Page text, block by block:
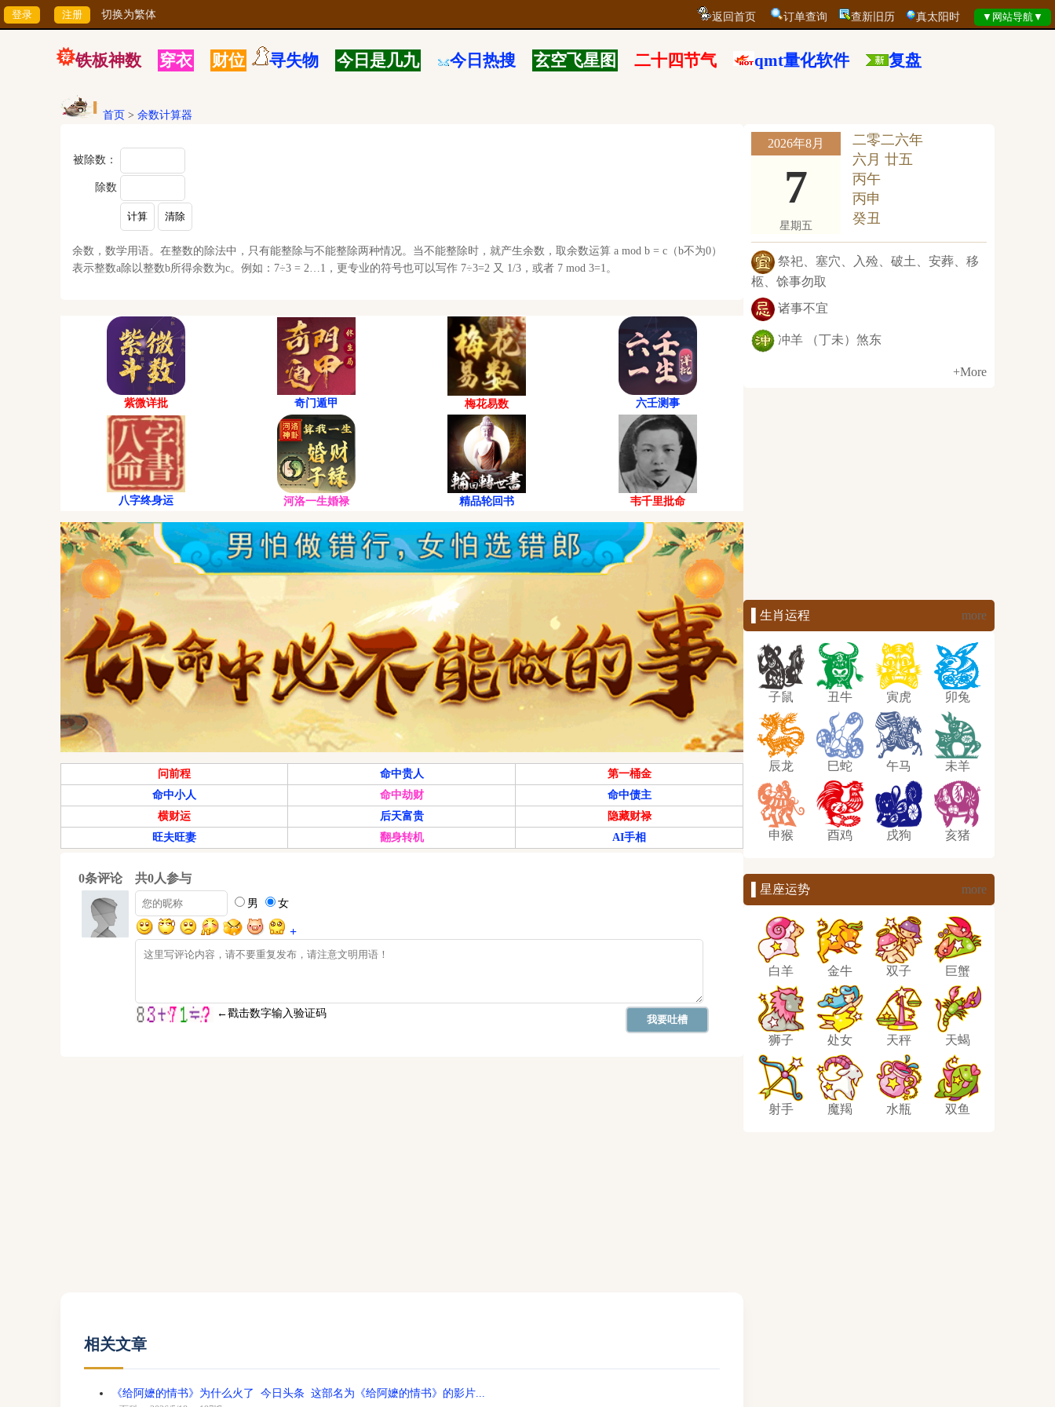
切换为繁体 返回首页 订单查询 查新旧历 真太阳时
铁板神数 穿衣 财位 寻失物 今日是几九 今日热搜 玄空飞星图 二十四节气 qmt量化软件 复盘
首页 > 余数计算器
被除数：
除数
余数，数学用语。在整数的除法中，只有能整除与不能整除两种情况。当不能整除时，就产生余数，取余数运算 a mod b = c（b不为0）
表示整数a除以整数b所得余数为c。例如：7÷3 = 2…1，更专业的符号也可以写作 7÷3=2 又 1/3，或者 7 mod 3=1。
紫微详批 奇门遁甲 梅花易数 六壬测事
八字终身运 河洛一生婚禄 精品轮回书 韦千里批命
问前程 命中贵人
第一桶金
命中小人
命中劫财
命中债主
横财运
后天富贵
隐藏财禄
旺夫旺妻
翻身转机 AI手相
相关文章
《给阿嬷的情书》为什么火了 今日头条 这部名为《给阿嬷的情书》的影片...
2026年8月
7
星期五
二零二六年
六月 廿五
丙午
丙申
癸丑
祭祀、塞穴、入殓、破土、安葬、移
柩、馀事勿取
诸事不宜
冲羊 （丁未）煞东
+More
▌生肖运程 more
子鼠 丑牛 寅虎 卯兔
辰龙 巳蛇 午马 未羊
申猴 酉鸡 戌狗 亥猪
▌星座运势 more
白羊 金牛 双子 巨蟹
狮子 处女 天秤 天蝎
射手 魔羯 水瓶 双鱼